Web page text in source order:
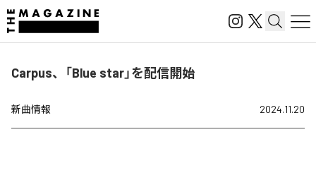
Carpus、「Blue star」を配信開始
新曲情報 2024.11.20